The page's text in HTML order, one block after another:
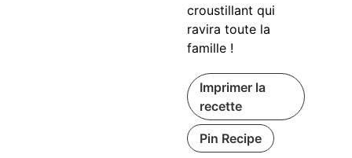
croustillant qui
ravira toute la
famille !
Imprimer la
recette
Pin Recipe